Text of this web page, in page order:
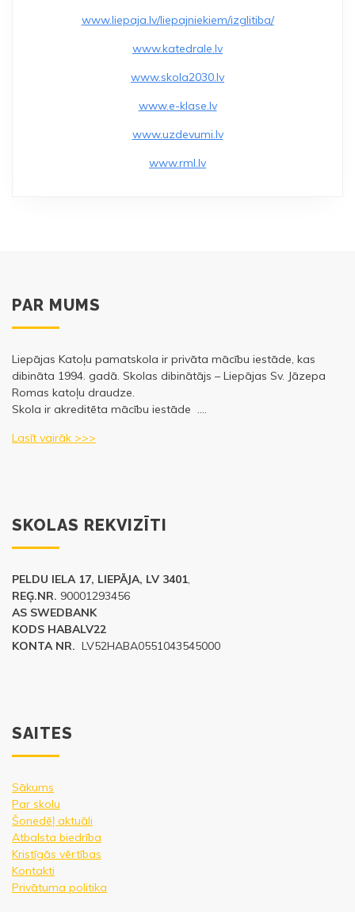
www.liepaja.lv/liepajniekiem/izglitiba/
www.katedrale.lv
www.skola2030.lv
www.e-klase.lv
www.uzdevumi.lv
www.rml.lv
PAR MUMS
Liepājas Katoļu pamatskola ir privāta mācību iestāde, kas
dibināta 1994. gadā. Skolas dibinātājs – Liepājas Sv. Jāzepa
Romas katoļu draudze.
Skola ir akreditēta mācību iestāde ….
Lasīt vairāk >>>
SKOLAS REKVIZĪTI
PELDU IELA 17, LIEPĀJA, LV 3401,
REĢ.NR. 90001293456
AS SWEDBANK
KODS HABALV22
KONTA NR. LV52HABA0551043545000
SAITES
Sākums
Par skolu
Šonedēļ aktuāli
Atbalsta biedrība
Kristīgās vērtības
Kontakti
Privātuma politika